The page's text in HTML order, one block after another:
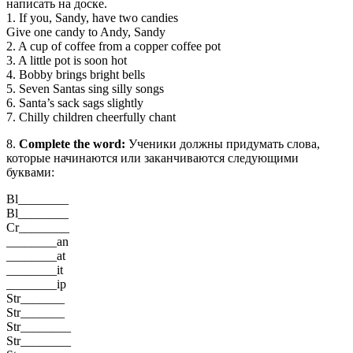
написать на доске.
1. If you, Sandy, have two candies
Give one candy to Andy, Sandy
2. A cup of coffee from a copper coffee pot
3. A little pot is soon hot
4. Bobby brings bright bells
5. Seven Santas sing silly songs
6. Santa’s sack sags slightly
7. Chilly children cheerfully chant
8. Complete the word: Ученики должны придумать слова,
которые начинаются или заканчиваются следующими
буквами:
Bl________
Bl________
Cr________
________an
________at
________it
________ip
Str_______
Str_______
Str________
Str________